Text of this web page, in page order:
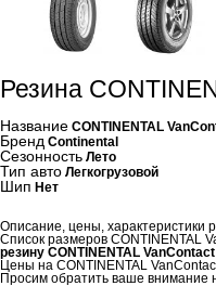
Резина
Название CONTINENTAL
Бренд Continental
Сезонность Лето
Тип авто Легкогрузовой
Шип Нет
Описание, цены, характеристики
Список размеров CONTINENTAL
резину CONTINENTAL
Цены на CONTINENTAL
Просим обратить ваше внимание